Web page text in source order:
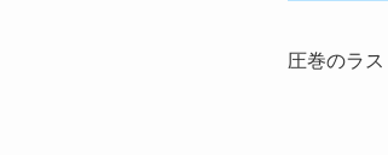
圧巻のラ